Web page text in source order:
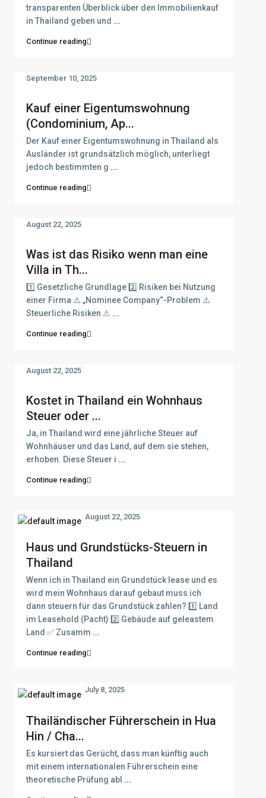
transparenten Überblick über den Immobilienkauf
in Thailand geben und ...
Continue reading
Kauf einer Eigentumswohnung
(Condominium, Ap...
September 10, 2025
Der Kauf einer Eigentumswohnung in Thailand als
Ausländer ist grundsätzlich möglich, unterliegt
jedoch bestimmten g ...
Continue reading
Was ist das Risiko wenn man eine
Villa in Th...
August 22, 2025
1️⃣ Gesetzliche Grundlage 2️⃣ Risiken bei Nutzung
einer Firma ⚠️ „Nominee Company“-Problem ⚠️
Steuerliche Risiken ⚠ ...
Continue reading
Kostet in Thailand ein Wohnhaus
Steuer oder ...
August 22, 2025
Ja, in Thailand wird eine jährliche Steuer auf
Wohnhäuser und das Land, auf dem sie stehen,
erhoben. Diese Steuer i ...
Continue reading
Haus und Grundstücks-Steuern in
Thailand
August 22, 2025
Wenn ich in Thailand ein Grundstück lease und es
wird mein Wohnhaus darauf gebaut muss ich
dann steuern für das Grundstück zahlen? 1️⃣ Land
im Leasehold (Pacht) 2️⃣ Gebäude auf geleastem
Land ✅ Zusamm ...
Continue reading
Thailändischer Führerschein in Hua
Hin / Cha...
July 8, 2025
Es kursiert das Gerücht, dass man künftig auch
mit einem internationalen Führerschein eine
theoretische Prüfung abl ...